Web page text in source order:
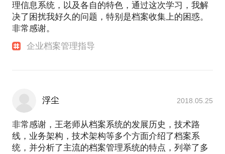
理信息系统，以及各自的特色，通过这次学习，我解
决了困扰我好久的问题，特别是档案收集上的困惑。
非常感谢。
企业档案管理指导
浮尘 2018.05.25
非常感谢，王老师从档案系统的发展历史，技术路
线，业务架构，技术架构等多个方面介绍了档案系
统，并分析了主流的档案管理系统的特点，列举了多